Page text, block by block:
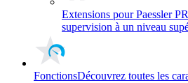
Extensions pour Paessler
supervision à un niveau
FonctionsDécouvrez toutes les